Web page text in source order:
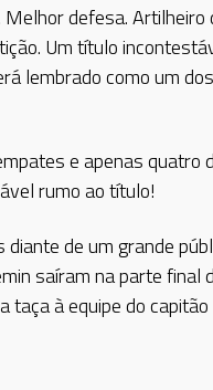
defesa.
Um título
lembrado como um
e apenas quatro
rumo ao título!
de um grande
saíram na parte final
taça à equipe do